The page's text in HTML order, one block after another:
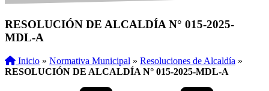
RESOLUCIÓN DE ALCALDÍA N° 015-2025-
MDL-A
Inicio » Normativa Municipal » Resoluciones de Alcaldía »
RESOLUCIÓN DE ALCALDÍA N° 015-2025-MDL-A